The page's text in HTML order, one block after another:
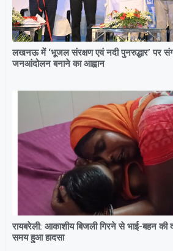
लखनऊ में ‘भूजल संरक्षण एवं नदी पुनरुद्धार’ पर
जनआंदोलन बनाने का आह्वान
रायबरेली: आकाशीय बिजली गिरने से भाई-बहन की
समय हुआ हादसा